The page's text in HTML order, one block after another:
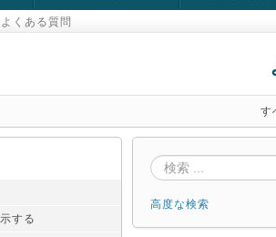
情報
よくある質問
す
する
高度な検索